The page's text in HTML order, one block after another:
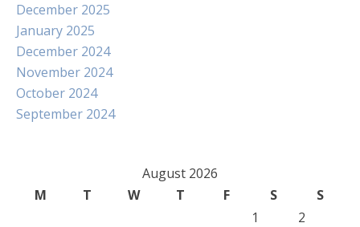
December 2025
January 2025
December 2024
November 2024
October 2024
September 2024
August 2026
M
T W T F S
S
1
2